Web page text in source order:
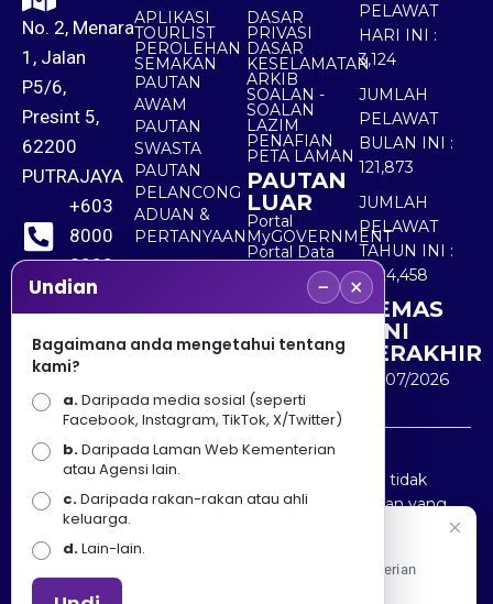
No. 2, Menara
1, Jalan
P5/6,
Presint 5,
62200
PUTRAJAYA
+603
8000
8000
+603
8891
7100
APLIKASI
TOURLIST
PEROLEHAN
SEMAKAN
PAUTAN
AWAM
PAUTAN
SWASTA
PAUTAN
PELANCONG
ADUAN &
PERTANYAAN
DASAR
PRIVASI
DASAR
KESELAMATAN
ARKIB
SOALAN -
SOALAN
LAZIM
PENAFIAN
PETA LAMAN
PAUTAN
LUAR
Portal
MyGOVERNMENT
Portal Data
Terbuka
Sektor Awam
PELAWAT
HARI INI :
3,124
JUMLAH
PELAWAT
BULAN INI :
121,873
JUMLAH
PELAWAT
TAHUN INI :
5,524,458
KEMAS
KINI
TERAKHIR
30/07/2026
Penafian : Kerajaan Malaysia dan Kementerian
Pelancongan Seni dan Budaya (MOTAC) adalah tidak
bertanggungjawab atas kehilangan atau kerugian yang
disebabkan oleh penggunaan mana-mana maklumat
yang diperolehi dari portal ini.
Undian − ×
Bagaimana anda mengetahui tentang
kami?
a.Daripada media sosial (seperti
Facebook, Instagram, TikTok, X/Twitter)
b.Daripada Laman Web Kementerian
atau Agensi lain.
c.Daripada rakan-rakan atau ahli
keluarga.
d.Lain-lain.
Apa Khabar! Selamat datang ke Portal Rasmi Kementerian
Pelancongan, Seni dan Budaya